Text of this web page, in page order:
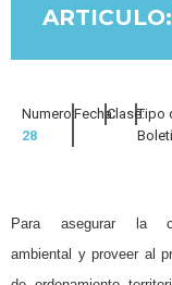
Numero:
28
Fecha:Clase:Tipo
Para asegurar la
ambiental y proveer al